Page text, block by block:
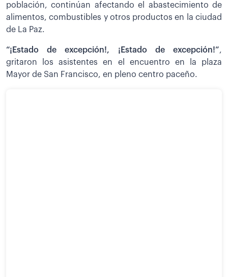
población, continúan afectando el abastecimiento de
alimentos, combustibles y otros productos en la ciudad
de La Paz.
“¡Estado de excepción!, ¡Estado de excepción!”,
gritaron los asistentes en el encuentro en la plaza
Mayor de San Francisco, en pleno centro paceño.